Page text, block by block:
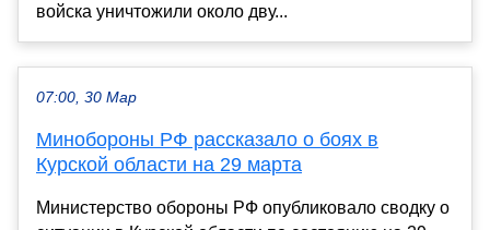
войска уничтожили около дву...
07:00, 30 Мар
Минобороны РФ рассказало о боях в
Курской области на 29 марта
Министерство обороны РФ опубликовало сводку о